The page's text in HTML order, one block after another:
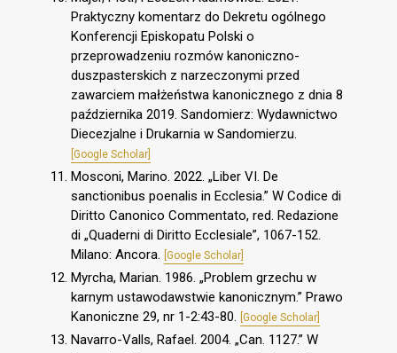
Praktyczny komentarz do Dekretu ogólnego
Konferencji Episkopatu Polski o
przeprowadzeniu rozmów kanoniczno-
duszpasterskich z narzeczonymi przed
zawarciem małżeństwa kanonicznego z dnia 8
października 2019. Sandomierz: Wydawnictwo
Diecezjalne i Drukarnia w Sandomierzu.
[Google Scholar]
Mosconi, Marino. 2022. „Liber VI. De
sanctionibus poenalis in Ecclesia.” W Codice di
Diritto Canonico Commentato, red. Redazione
di „Quaderni di Diritto Ecclesiale”, 1067-152.
Milano: Ancora. [Google Scholar]
Myrcha, Marian. 1986. „Problem grzechu w
karnym ustawodawstwie kanonicznym.” Prawo
Kanoniczne 29, nr 1-2:43-80. [Google Scholar]
Navarro-Valls, Rafael. 2004. „Can. 1127.” W